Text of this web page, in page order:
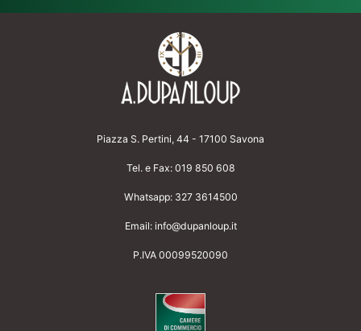
Piazza S. Pertini, 44 - 17100 Savona
Tel. e Fax: 019 850 608
Whatsapp: 327 3614500
Email: info@dupanloup.it
P.IVA 00099520090